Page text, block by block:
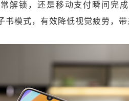
解锁，还是移动支付瞬间完成
模式，有效降低视觉疲劳，带